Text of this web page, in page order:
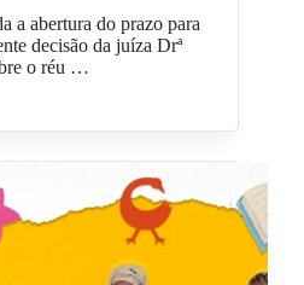
a abertura do prazo para
decisão da juíza Drª
o réu …